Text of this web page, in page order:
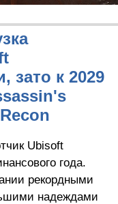
зато к 2029
Ubisoft
года.
рекордными
надеждами